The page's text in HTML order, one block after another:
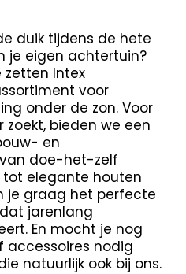
duik tijdens de hete
je eigen achtertuin?
zetten Intex
voor
onder de zon. Voor
bieden we een
en
doe-het-zelf
elegante houten
je graag het perfecte
jarenlang
En mocht je nog
accessoires nodig
natuurlijk ook bij ons.